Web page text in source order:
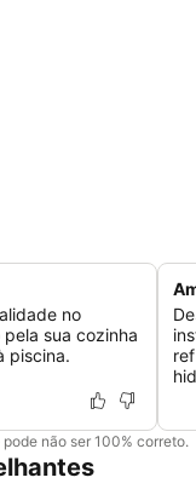
no
sua cozinha
piscina.
não ser 100% correto.